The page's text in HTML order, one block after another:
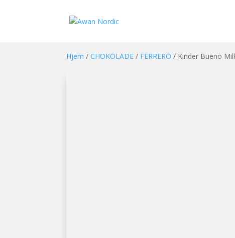
Hjem / CHOKOLADE / FERRERO / Kinder Bueno